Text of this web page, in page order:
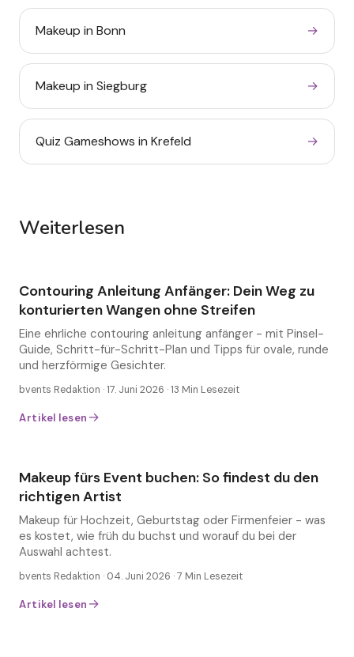
Makeup in Bonn →
Makeup in Siegburg →
Quiz Gameshows in Krefeld →
Weiterlesen
Makeup
Contouring Anleitung
Anfänger: Dein Weg zu
konturierten Wangen
ohne Streifen
mit Pinsel-Guide, Schritt-für-Schritt-Plan und
Gesichter.
Contouring Anleitung Anfänger: Dein Weg zu
konturierten Wangen ohne Streifen
Eine ehrliche contouring anleitung anfänger - mit Pinsel-
Guide, Schritt-für-Schritt-Plan und Tipps für ovale, runde
und herzförmige Gesichter.
bvents Redaktion ·17. Juni 2026 ·13 Min Lesezeit
Artikel lesen →
Makeup
Makeup fürs Event
den richtigen Artist.
Makeup für Hochzeit, Geburtstag oder
und worauf du bei der Auswahl achtest.
Makeup fürs Event buchen: So findest du den
richtigen Artist
Makeup für Hochzeit, Geburtstag oder Firmenfeier - was
es kostet, wie früh du buchst und worauf du bei der
Auswahl achtest.
bvents Redaktion · 04. Juni 2026 ·7 Min Lesezeit
Artikel lesen →